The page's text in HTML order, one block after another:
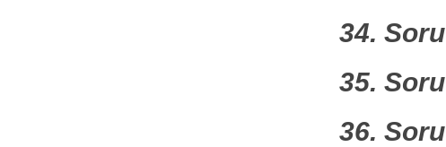
34. Soru
35. Soru
36. Soru